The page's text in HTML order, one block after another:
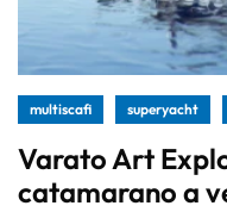
multiscafi superyacht
Varato Art
catamarano a